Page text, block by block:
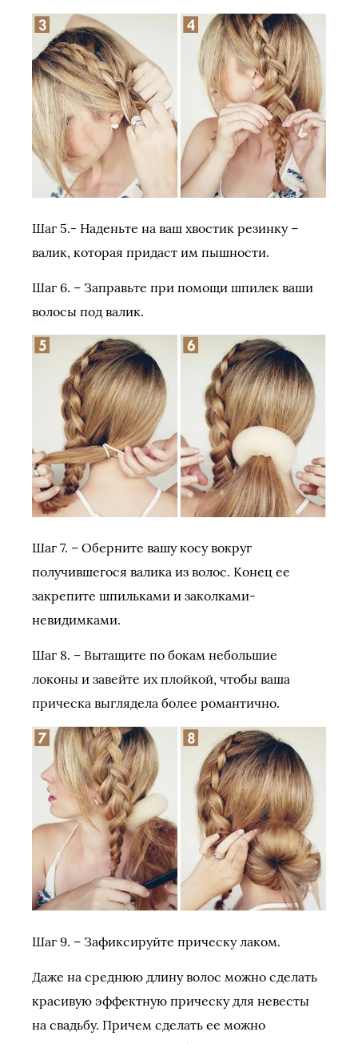
Шаг 5.- Наденьте на ваш хвостик резинку –
валик, которая придаст им пышности.
Шаг 6. – Заправьте при помощи шпилек ваши
волосы под валик.
Шаг 7. – Оберните вашу косу вокруг
получившегося валика из волос. Конец ее
закрепите шпильками и заколками-
невидимками.
Шаг 8. – Вытащите по бокам небольшие
локоны и завейте их плойкой, чтобы ваша
прическа выглядела более романтично.
Шаг 9. – Зафиксируйте прическу лаком.
Даже на среднюю длину волос можно сделать
красивую эффектную прическу для невесты
на свадьбу. Причем сделать ее можно